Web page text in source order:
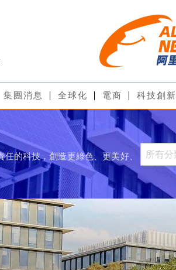
集團消息 全球化 電商 科技創新
的科技，創造更綠色、更美好、